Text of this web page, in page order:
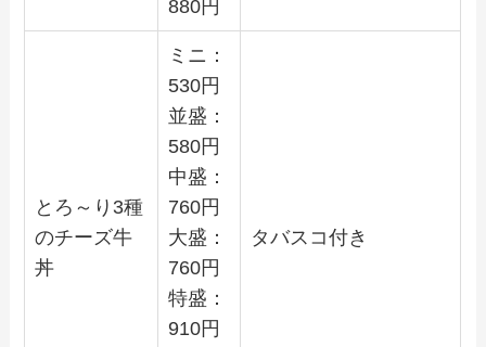
880円
とろ～り3種
のチーズ牛
丼
ミニ：
530円
並盛：
580円
中盛：
760円
大盛：
760円
特盛：
910円
タバスコ付き